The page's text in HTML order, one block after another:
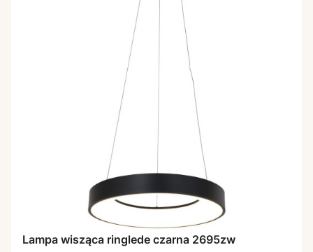
Lampa wisząca ringlede czarna 2695zw